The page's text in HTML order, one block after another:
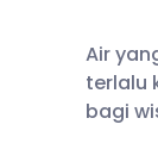
Air
terlalu
bagi